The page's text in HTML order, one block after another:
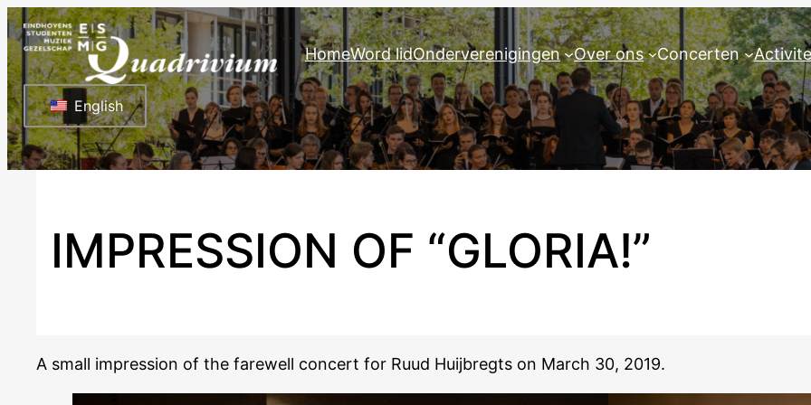
Ga
naar
de
inhoud
HomeWord lidOnderverenigingen Over ons Concerten
English
IMPRESSION OF “GLORIA!”
A small impression of the farewell concert for Ruud Huijbregts on March 30, 2019.